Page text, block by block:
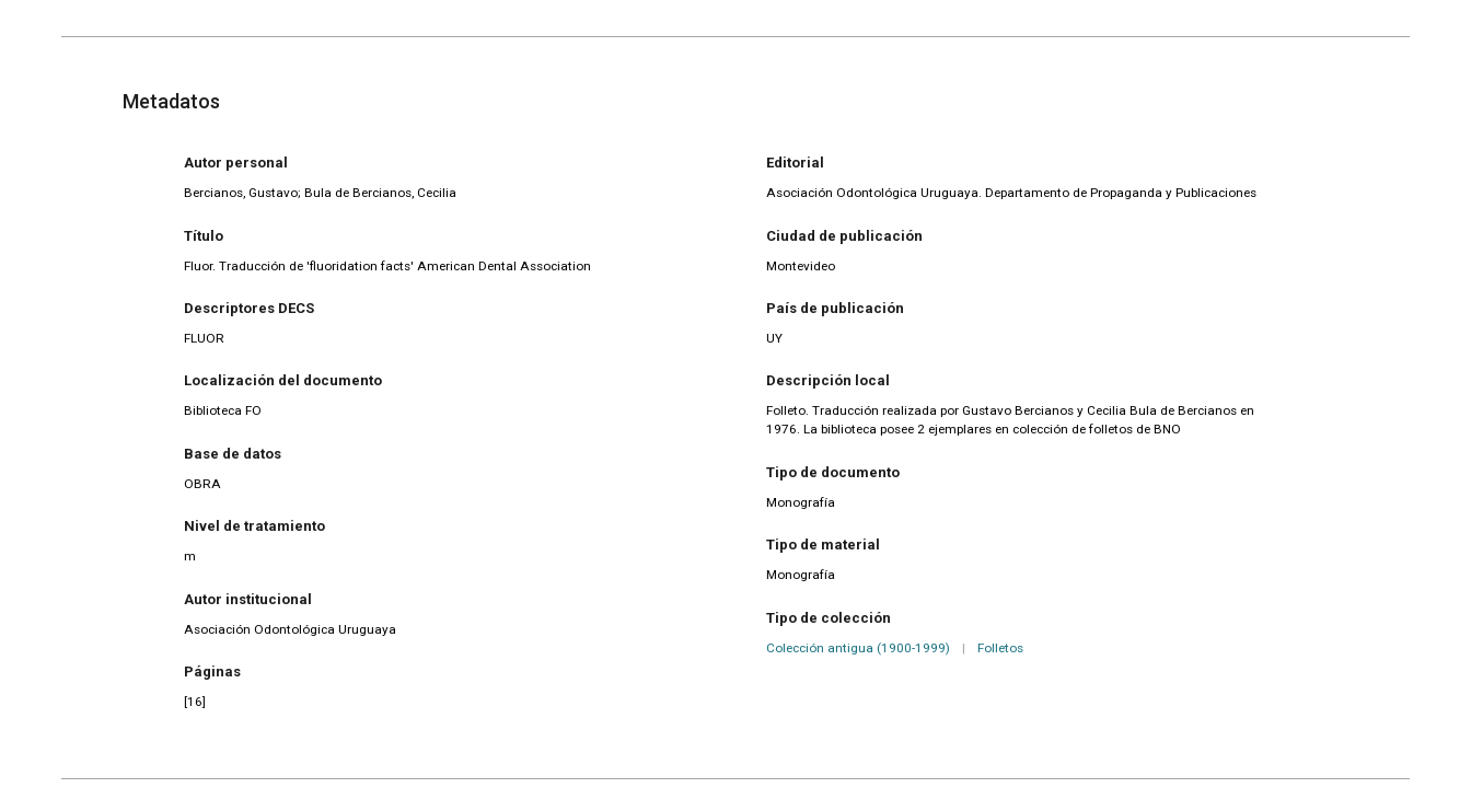
Metadatos
Autor personal
Bercianos, Gustavo; Bula de Bercianos, Cecilia
Título
Fluor. Traducción de 'fluoridation facts' American Dental Association
Descriptores DECS
FLUOR
Localización del documento
Biblioteca FO
Base de datos
OBRA
Nivel de tratamiento
m
Autor institucional
Asociación Odontológica Uruguaya
Páginas
[16]
Editorial
Asociación Odontológica Uruguaya. Departamento de Propaganda y Publicaciones
Ciudad de publicación
Montevideo
País de publicación
UY
Descripción local
Folleto. Traducción realizada por Gustavo Bercianos y Cecilia Bula de Bercianos en
1976. La biblioteca posee 2 ejemplares en colección de folletos de BNO
Tipo de documento
Monografía
Tipo de material
Monografía
Tipo de colección
Colección antigua (1900-1999) | Folletos